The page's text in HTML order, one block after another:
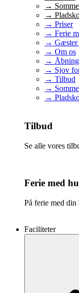
→
→
→ Priser
→ Ferie
→ Gæster
→ Om os
→
→ Sjov
→ Tilbud
→
→
Tilbud
Se alle vores
Ferie med
På ferie med din
Faciliteter